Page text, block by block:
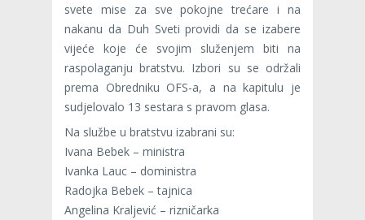
svete mise za sve pokojne trećare i na
nakanu da Duh Sveti providi da se izabere
vijeće koje će svojim služenjem biti na
raspolaganju bratstvu. Izbori su se održali
prema Obredniku OFS-a, a na kapitulu je
sudjelovalo 13 sestara s pravom glasa.
Na službe u bratstvu izabrani su:
Ivana Bebek – ministra
Ivanka Lauc – doministra
Radojka Bebek – tajnica
Angelina Kraljević – rizničarka